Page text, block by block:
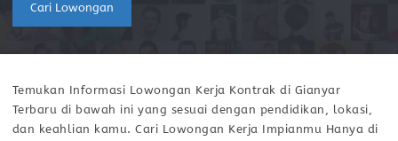
Cari Lowongan
Temukan Informasi Lowongan Kerja Kontrak di Gianyar
Terbaru di bawah ini yang sesuai dengan pendidikan, lokasi,
dan keahlian kamu. Cari Lowongan Kerja Impianmu Hanya di